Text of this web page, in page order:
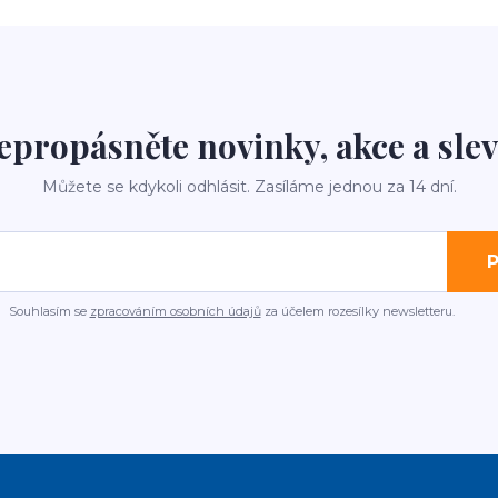
novinky, akce a
Můžete se kdykoli odhlásit. Zasíláme jednou za 14 dní.
Souhlasím se zpracováním osobních údajůza účelem rozesílky newsletteru.